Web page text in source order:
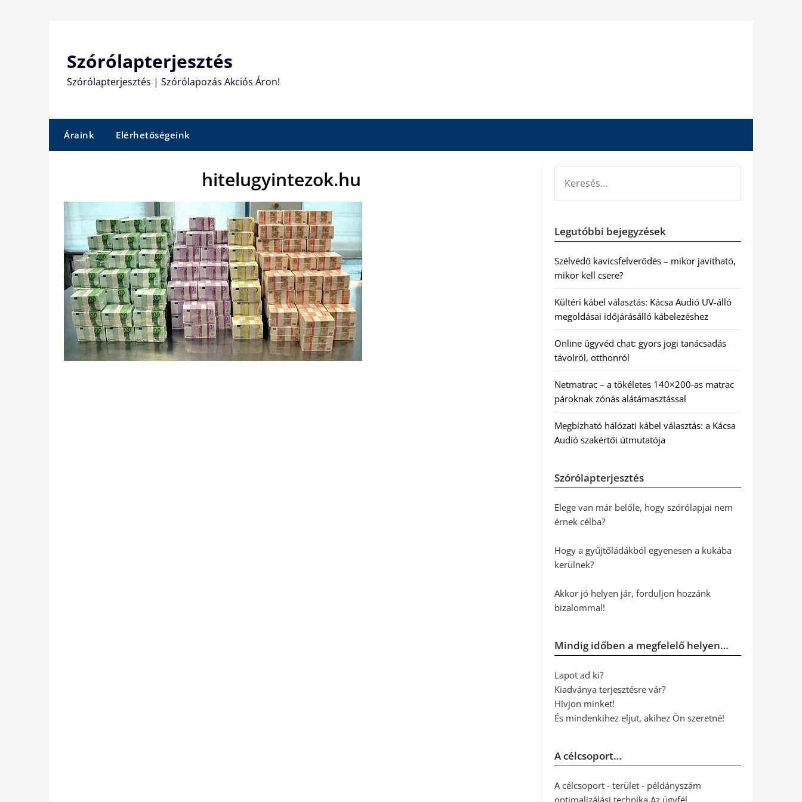
Szórólapterjesztés
Szórólapterjesztés | Szórólapozás Akciós Áron!
Áraink Elérhetőségeink
hitelugyintezok.hu
Legutóbbi bejegyzések
Szélvédő kavicsfelverődés – mikor javítható,
mikor kell csere?
Kültéri kábel választás: Kácsa Audió UV-álló
megoldásai időjárásálló kábelezéshez
Online ügyvéd chat: gyors jogi tanácsadás
távolról, otthonról
Netmatrac – a tökéletes 140×200-as matrac
pároknak zónás alátámasztással
Megbízható hálózati kábel választás: a Kácsa
Audió szakértői útmutatója
Szórólapterjesztés
Elege van már belőle, hogy szórólapjai nem
érnek célba?
Hogy a gyűjtőládákból egyenesen a kukába
kerülnek?
Akkor jó helyen jár, forduljon hozzánk
bizalommal!
Mindig időben a megfelelő helyen…
Lapot ad ki?
Kiadványa terjesztésre vár?
Hívjon minket!
És mindenkihez eljut, akihez Ön szeretné!
A célcsoport…
A célcsoport - terület - példányszám
optimalizálási technika Az ügyfél